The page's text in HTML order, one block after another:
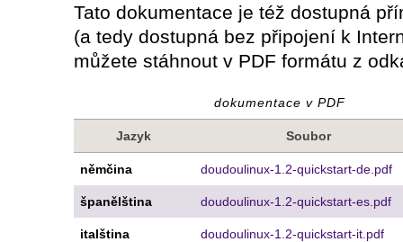
Tato dokumentace je též dostupná
(a tedy dostupná bez připojení k
můžete stáhnout v PDF formátu z
dokumentace v PDF
Jazyk Soubor
němčina doudoulinux-1.2-quickstart-de.pdf
španělština doudoulinux-1.2-quickstart-es.pdf
italština doudoulinux-1.2-quickstart-it.pdf